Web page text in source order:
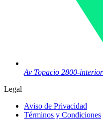
Av Topacio 2800-
Legal
Aviso de Privacidad
Términos y Condiciones